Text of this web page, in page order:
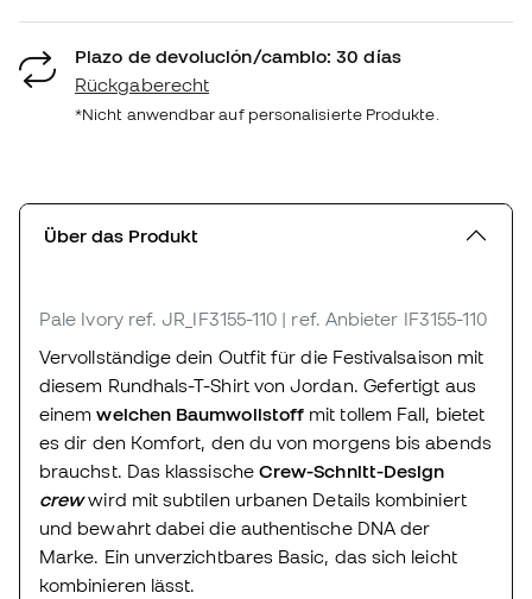
Plazo de devolución/cambio: 30 días
Rückgaberecht
*Nicht anwendbar auf personalisierte Produkte.
Über das Produkt
Pale Ivory ref. JR_IF3155-110 | ref. Anbieter IF3155-110
Vervollständige dein Outfit für die Festivalsaison mit
diesem Rundhals-T-Shirt von Jordan. Gefertigt aus
einemweichen Baumwollstoff mit tollem Fall, bietet
es dir den Komfort, den du von morgens bis abends
brauchst. Das klassische Crew-Schnitt-Design
crewwird mit subtilen urbanen Details kombiniert
und bewahrt dabei die authentische DNA der
Marke. Ein unverzichtbares Basic, das sich leicht
kombinieren lässt.